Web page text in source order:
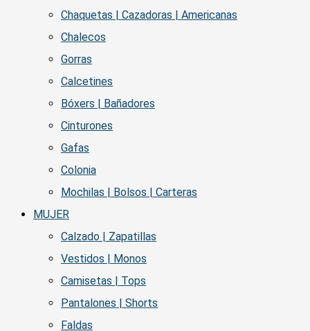
Chaquetas | Cazadoras | Americanas
Chalecos
Gorras
Calcetines
Bóxers | Bañadores
Cinturones
Gafas
Colonia
Mochilas | Bolsos | Carteras
MUJER
Calzado | Zapatillas
Vestidos | Monos
Camisetas | Tops
Pantalones | Shorts
Faldas